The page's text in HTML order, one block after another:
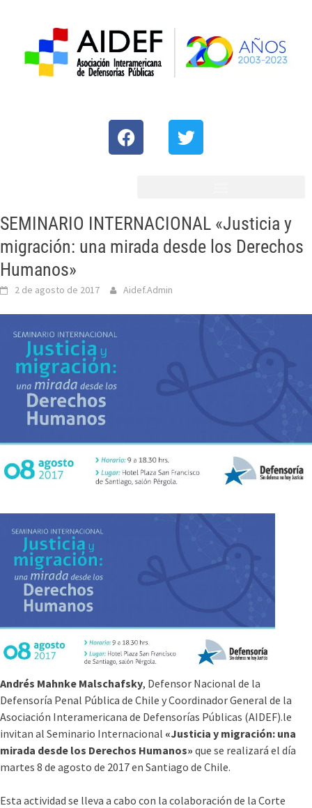
SEMINARIO INTERNACIONAL «Justicia y
migración: una mirada desde los Derechos
Humanos»
2 de agosto de 2017 Aidef.Admin
Andrés Mahnke Malschafsky, Defensor Nacional de la
Defensoría Penal Pública de Chile y Coordinador General de la
Asociación Interamericana de Defensorías Públicas (AIDEF).le
invitan al Seminario Internacional «Justicia y migración: una
mirada desde los Derechos Humanos» que se realizará el día
martes 8 de agosto de 2017 en Santiago de Chile.
Esta actividad se lleva a cabo con la colaboración de la Corte